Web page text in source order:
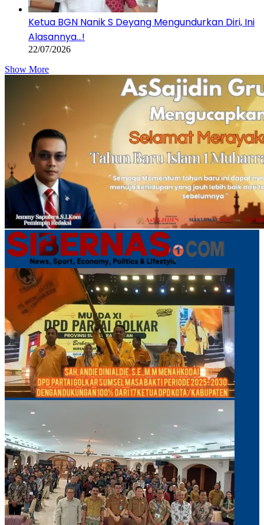
Ketua BGN Nanik S Deyang Mengundurkan Diri, Ini
Alasannya…!
22/07/2026
Show More